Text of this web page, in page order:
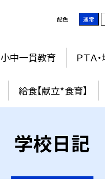
配色 通常
小中一貫教育 ＰＴＡ
給食【献立*食育】
学校日記